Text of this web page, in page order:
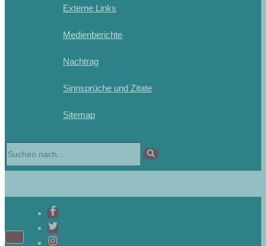
Externe Links
Medienberichte
Nachtrag
Sinnsprüche und Zitate
Sitemap
Navigations-